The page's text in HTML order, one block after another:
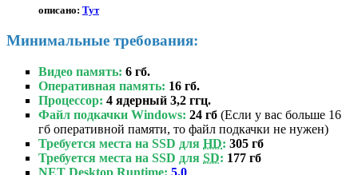
описано: Тут
Минимальные требования:
Видео память: 6 гб.
Оперативная память: 16 гб.
Процессор: 4 ядерный 3,2 ггц.
Файл подкачки Windows: 24 гб (Если у вас больше 16
гб оперативной памяти, то файл подкачки не нужен)
Требуется места на SSD для HD: 305 гб
Требуется места на SSD для SD: 177 гб
NET Desktop Runtime: 5.0